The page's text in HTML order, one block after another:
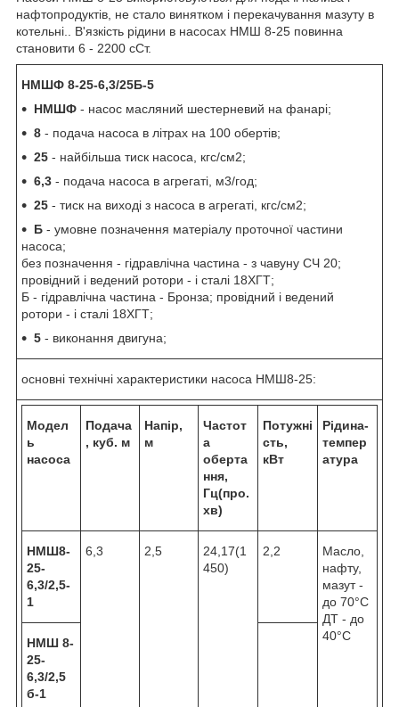
нафтопродуктів, не стало винятком і перекачування мазуту в
котельні.. В'язкість рідини в насосах НМШ 8-25 повинна
становити 6 - 2200 сСт.
НМШФ 8-25-6,3/25Б-5
НМШФ - насос масляний шестерневий на фанарі;
8 - подача насоса в літрах на 100 обертів;
25 - найбільша тиск насоса, кгс/см2;
6,3 - подача насоса в агрегаті, м3/год;
25 - тиск на виході з насоса в агрегаті, кгс/см2;
Б - умовне позначення матеріалу проточної частини
насоса;
без позначення - гідравлічна частина - з чавуну СЧ 20;
провідний і ведений ротори - і сталі 18ХГТ;
Б - гідравлічна частина - Бронза; провідний і ведений
ротори - і сталі 18ХГТ;
5 - виконання двигуна;
основні технічні характеристики насоса НМШ8-25:
Модел
ь
насоса
Подача
, куб. м
Напір,
м
Частот
а
оберта
ння,
Гц(про.
хв)
Потужні
сть,
кВт
Рідина-
темпер
атура
НМШ8-
25-
6,3/2,5-
1
6,3 2,5
24,17(1
450)
2,2
Масло,
нафту,
мазут -
до 70°С
ДТ - до
40°С
НМШ 8-
25-
6,3/2,5
б-1